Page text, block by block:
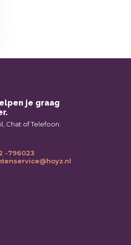
je graag
Chat of Telefoon.
-796023